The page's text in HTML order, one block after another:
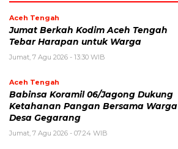
Aceh Tengah
Jumat Berkah Kodim Aceh Tengah
Tebar Harapan untuk Warga
Jumat, 7 Agu 2026 - 13:30 WIB
Aceh Tengah
‎Babinsa Koramil 06/Jagong Dukung
Ketahanan Pangan Bersama Warga
Desa Gegarang
Jumat, 7 Agu 2026 - 07:24 WIB